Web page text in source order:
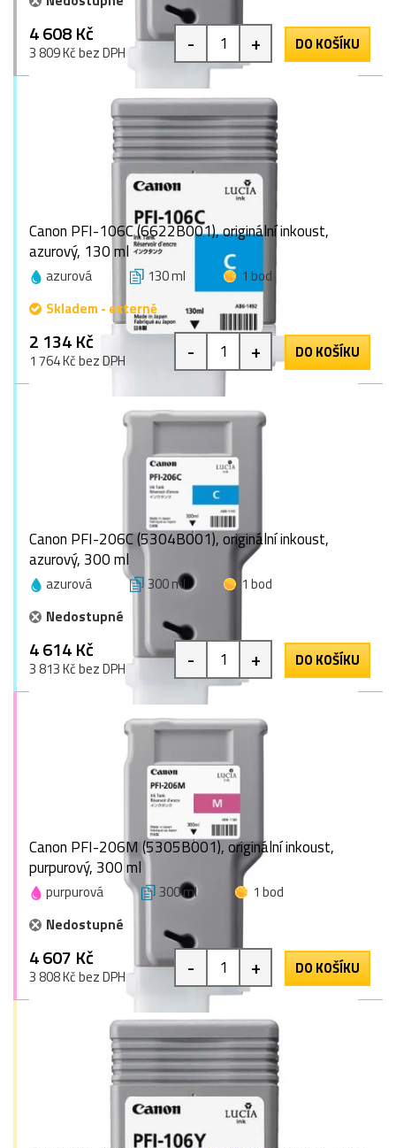
4 608 Kč
3 809 Kč bez DPH - + DO KOŠÍKU
Canon PFI-106C (6622B001), originální inkoust,
azurový, 130 ml
azurová 130 ml
1 bod
Skladem - externě
2 134 Kč
1 764 Kč bez DPH - + DO KOŠÍKU
Canon PFI-206C (5304B001), originální inkoust,
azurový, 300 ml
azurová 300 ml
1 bod
Nedostupné
4 614 Kč
3 813 Kč bez DPH - + DO KOŠÍKU
Canon PFI-206M (5305B001), originální inkoust,
purpurový, 300 ml
purpurová 300 ml
1 bod
Nedostupné
4 607 Kč
3 808 Kč bez DPH - + DO KOŠÍKU